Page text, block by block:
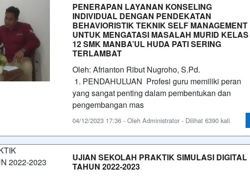
PENERAPAN LAYANAN KONSELING
INDIVIDUAL DENGAN PENDEKATAN
BEHAVIORISTIK TEKNIK SELF MANAGEMENT
UNTUK MENGATASI MASALAH MURID KELAS
12 SMK MANBA’UL HUDA PATI SERING
TERLAMBAT
Oleh: Afrianton Ribut Nugroho, S.Pd.
1. PENDAHULUAN Profesi guru memiliki peran
yang sangat penting dalam pembentukan dan
pengembangan mas
04/12/2023 17:36 - Oleh Administrator - Dilihat 6390 kali
UJIAN SEKOLAH PRAKTIK SIMULASI DIGITAL
TAHUN 2022-2023